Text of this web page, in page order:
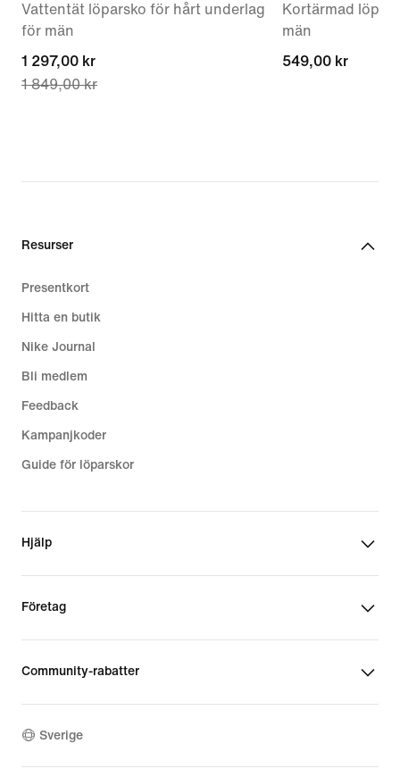
Vattentät löparsko för hårt underlag
för män
current
price
1 849,00 kr
1 297,00 kr
1 849,00 kr
Kortärmad
män
549,00 kr
549,00 kr
Resurser
Presentkort
Hitta en butik
Nike Journal
Bli medlem
Feedback
Kampanjkoder
Guide för löparskor
Hjälp
Företag
Community-rabatter
Sverige